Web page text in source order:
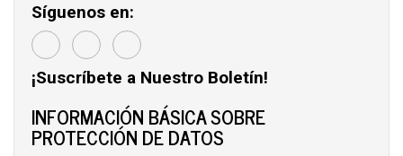
Síguenos en:
¡Suscríbete a Nuestro Boletín!
INFORMACIÓN BÁSICA SOBRE
PROTECCIÓN DE DATOS